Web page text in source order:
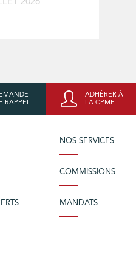
2026
RAPPEL
ADHÉRER À
LA CPME
NOS SERVICES
COMMISSIONS
MANDATS